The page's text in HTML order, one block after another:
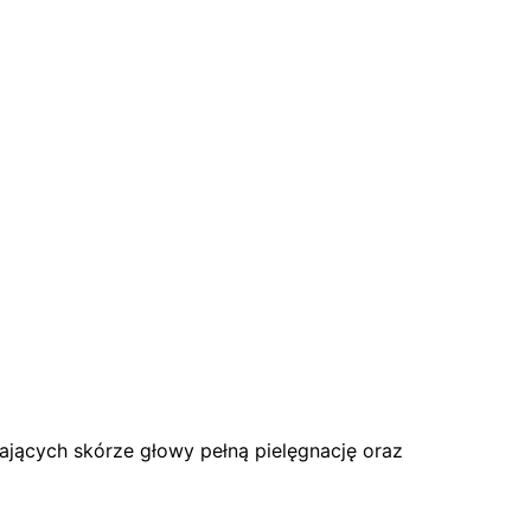
skórze głowy pełną pielęgnację oraz